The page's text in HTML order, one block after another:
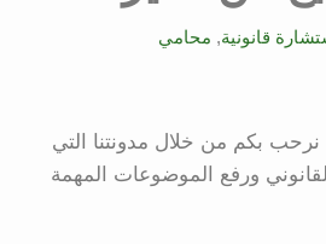
قانونية, محامي
نرحب بكم من خلال مدونتنا التي
ورفع الموضوعات المهمة